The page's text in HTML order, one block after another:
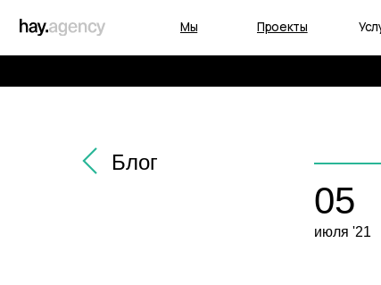
Проекты
Блог
июля '21
05